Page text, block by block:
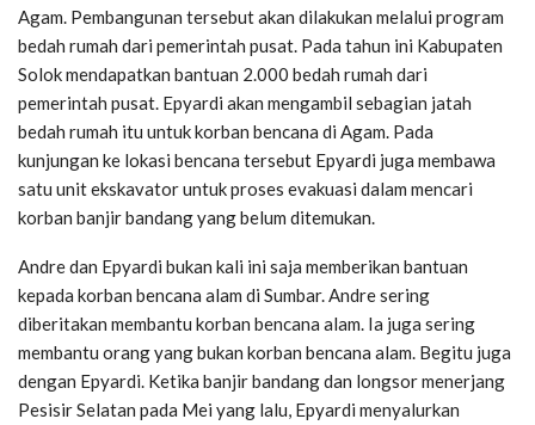
Agam. Pembangunan tersebut akan dilakukan melalui program
bedah rumah dari pemerintah pusat. Pada tahun ini Kabupaten
Solok mendapatkan bantuan 2.000 bedah rumah dari
pemerintah pusat. Epyardi akan mengambil sebagian jatah
bedah rumah itu untuk korban bencana di Agam. Pada
kunjungan ke lokasi bencana tersebut Epyardi juga membawa
satu unit ekskavator untuk proses evakuasi dalam mencari
korban banjir bandang yang belum ditemukan.
Andre dan Epyardi bukan kali ini saja memberikan bantuan
kepada korban bencana alam di Sumbar. Andre sering
diberitakan membantu korban bencana alam. Ia juga sering
membantu orang yang bukan korban bencana alam. Begitu juga
dengan Epyardi. Ketika banjir bandang dan longsor menerjang
Pesisir Selatan pada Mei yang lalu, Epyardi menyalurkan